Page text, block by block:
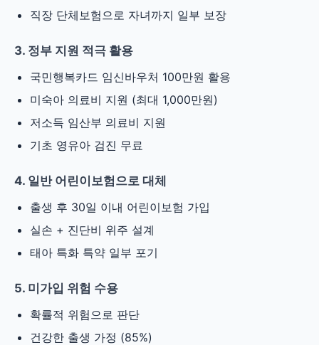
직장 단체보험으로 자녀까지 일부 보장
3. 정부 지원 적극 활용
국민행복카드 임신바우처 100만원 활용
미숙아 의료비 지원 (최대 1,000만원)
저소득 임산부 의료비 지원
기초 영유아 검진 무료
4. 일반 어린이보험으로 대체
출생 후 30일 이내 어린이보험 가입
실손 + 진단비 위주 설계
태아 특화 특약 일부 포기
5. 미가입 위험 수용
확률적 위험으로 판단
건강한 출생 가정 (85%)